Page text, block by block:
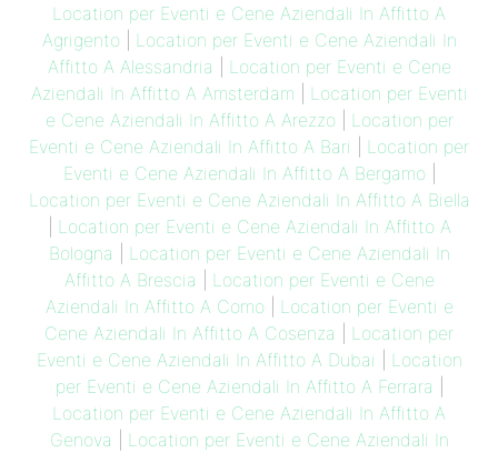
Location per Eventi e Cene Aziendali In Affitto A
Agrigento| Location per Eventi e Cene Aziendali In
Affitto A Alessandria
Location per Eventi e Cene
Aziendali In Affitto A Amsterdam
Location per Eventi
e Cene Aziendali In Affitto A Arezzo| Location per
Eventi e Cene Aziendali In Affitto A Bari
Location per
Eventi e Cene Aziendali In Affitto A Bergamo|
Location per Eventi e Cene Aziendali In Affitto A Biella
Location per Eventi e Cene Aziendali In Affitto A
Bologna
Location per Eventi e Cene Aziendali In
Affitto A Brescia
Location per Eventi e Cene
Aziendali In Affitto A Como| Location per Eventi e
Cene Aziendali In Affitto A Cosenza
Location per
Eventi e Cene Aziendali In Affitto A Dubai
Location
per Eventi e Cene Aziendali In Affitto A Ferrara
Location per Eventi e Cene Aziendali In Affitto A
Genova
Location per Eventi e Cene Aziendali In